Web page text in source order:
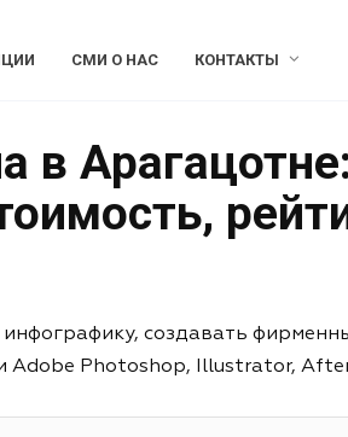
СМИ О НАС КОНТАКТЫ
в
создавать
Photoshop, Illustrator,